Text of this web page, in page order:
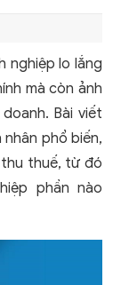
nghiệp lo lắng
mà còn ảnh
Bài viết
phổ biến,
thuế, từ đó
phần nào